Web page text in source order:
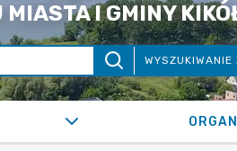
I GMINY
WYSZUKIWANIE